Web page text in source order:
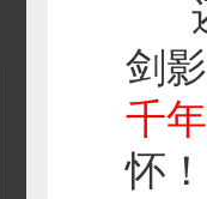
剑
千
怀